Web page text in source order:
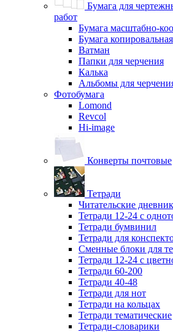
Бумага для
работ
Бумага масштабно-
Бумага копировальная
Ватман
Папки для черчения
Калька
Альбомы для
Фотобумага
Lomond
Revcol
Hi-image
Конверты почтовые
Тетради
Читательские
Тетради 12-24 с
Тетради бумвинил
Тетради для
Сменные блоки для
Тетради 12-24 с
Тетради 60-200
Тетради 40-48
Тетради для нот
Тетради на кольцах
Тетради тематические
Тетради-словарики